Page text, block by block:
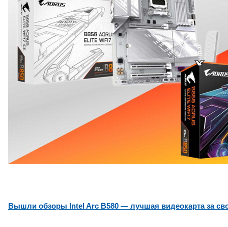
Вышли обзоры Intel Arc B580 — лучшая видеокарта за